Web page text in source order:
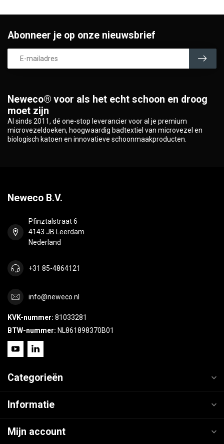
Neweco® voor als het echt schoon en droog
moet zijn
Al sinds 2011, dé one-stop leverancier voor al je premium
microvezeldoeken, hoogwaardig badtextiel van microvezel en
biologisch katoen en innovatieve schoonmaakproducten.
Abonneer je op onze nieuwsbrief
Neweco B.V.
Pfinztalstraat 6
4143 JB Leerdam
Nederland
+31 85-4864121
info@neweco.nl
KVK-nummer: 81033281
BTW-nummer: NL861898370B01
Categorieën
Informatie
Mijn account